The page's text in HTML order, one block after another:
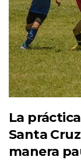
La
Santa
manera